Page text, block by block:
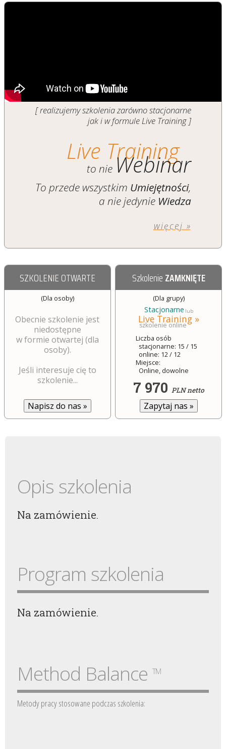
[ realizujemy szkolenia zarówno stacjonarne
jak i w formule Live Training ]
Live Training
to nie Webinar
To przede wszystkim Umiejętności,
a nie jedynie Wiedza
więcej »
SZKOLENIE OTWARTE
(Dla osoby)
Obecnie szkolenie jest
niedostępne
w formie otwartej (dla
osoby).
Jeśli interesuje cię to
szkolenie...
Napisz do nas »
Szkolenie ZAMKNIĘTE
(Dla grupy)
Stacjonarne lub
Live Training »
szkolenie online
Liczba osób
stacjonarne: 15 / 15
online: 12 / 12
Miejsce:
Online, dowolne
7 970 PLN netto
Zapytaj nas »
Opis szkolenia
Na zamówienie.
Program szkolenia
Na zamówienie.
Method Balance TM
Metody pracy stosowane podczas szkolenia: